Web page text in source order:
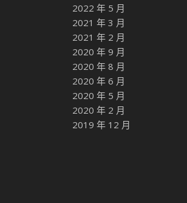
2022 年 5 月
2021 年 3 月
2021 年 2 月
2020 年 9 月
2020 年 8 月
2020 年 6 月
2020 年 5 月
2020 年 2 月
2019 年 12 月